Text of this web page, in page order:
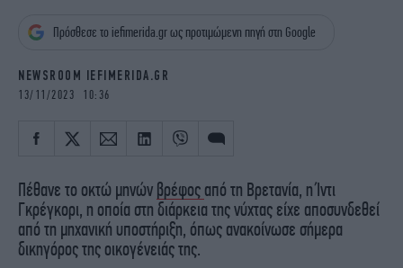
OSCARS
THE OCEAN
Πρόσθεσε το iefimerida.gr ως προτιμώμενη πηγή στη Google
NEWSROOM IEFIMERIDA.GR
13/11/2023 10:36
Πέθανε το οκτώ μηνών βρέφος από τη Βρετανία, η Ίντι
Γκρέγκορι, η οποία στη διάρκεια της νύχτας είχε αποσυνδεθεί
από τη μηχανική υποστήριξη, όπως ανακοίνωσε σήμερα
δικηγόρος της οικογένειάς της.